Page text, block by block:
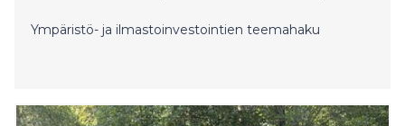
Ympäristö- ja ilmastoinvestointien teemahaku